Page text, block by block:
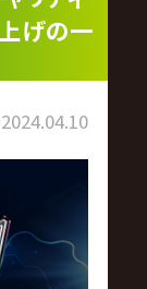
げの一
2024.04.10